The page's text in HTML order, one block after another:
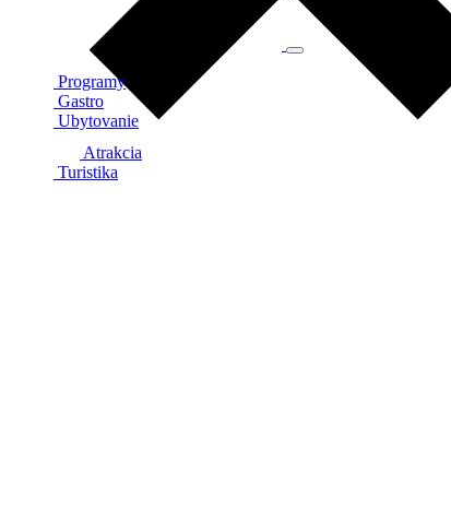
Programy
Gastro
Ubytovanie
Atrakcia
Turistika